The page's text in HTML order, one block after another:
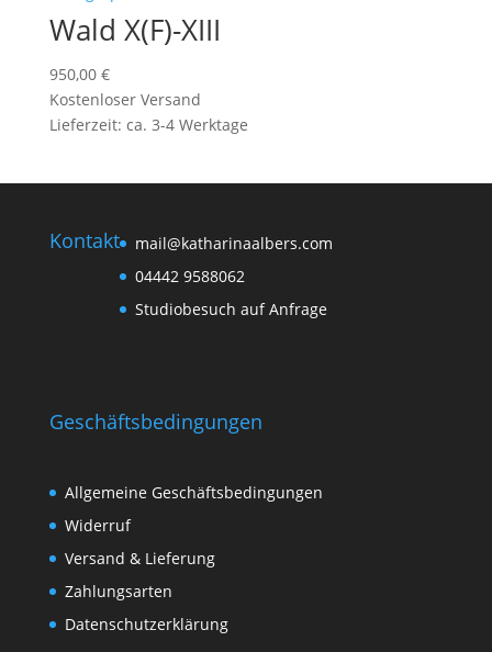
Wald X(F)-XIII
950,00 €
Kostenloser Versand
Lieferzeit: ca. 3-4 Werktage
Kontakt
mail@katharinaalbers.com
04442 9588062
Studiobesuch auf Anfrage
Geschäftsbedingungen
Allgemeine Geschäftsbedingungen
Widerruf
Versand & Lieferung
Zahlungsarten
Datenschutzerklärung